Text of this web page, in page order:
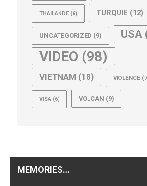
THAILANDE (6) TURQUIE (12)
UNCATEGORIZED (9) USA
VIDEO (98)
VIETNAM (18) VIOLENCE
VISA (6) VOLCAN (9)
MEMORIES…